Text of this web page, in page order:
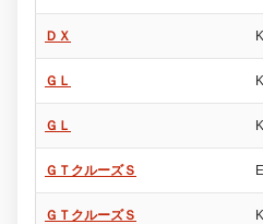
ＤＸ
ＧＬ
ＧＬ
ＧＴクルーズＳ
ＧＴクルーズＳ